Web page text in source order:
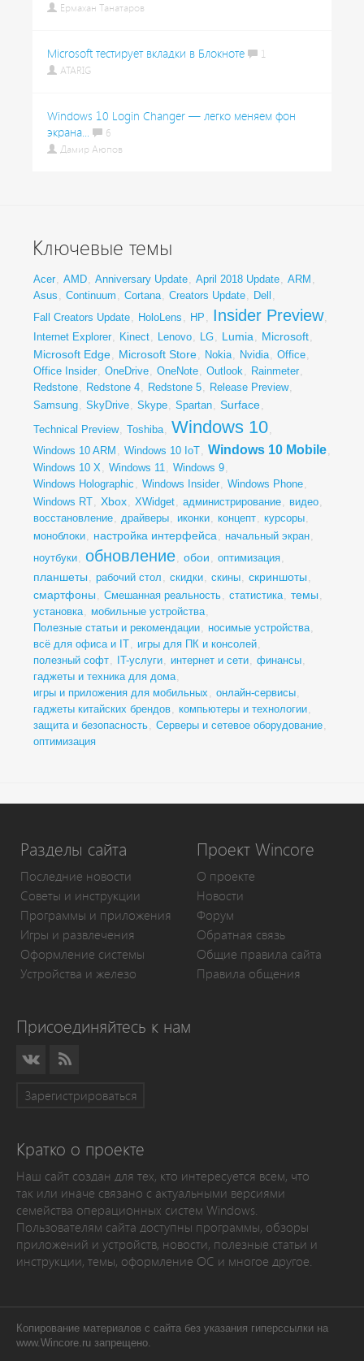
Ермахан Танатаров
Microsoft тестирует вкладки в Блокноте
1
ATARIG
Windows 10 Login Changer — легко меняем фон
экрана...
6
Дамир Аюпов
Ключевые темы
Acer, AMD, Anniversary Update, April 2018 Update, ARM ,
Asus , Continuum , Cortana, Creators Update, Dell ,
Fall Creators Update, HoloLens , HP , Insider Preview,
Internet Explorer, Kinect, Lenovo, LG, Lumia, Microsoft,
Microsoft Edge, Microsoft Store, Nokia, Nvidia, Office,
Office Insider, OneDrive, OneNote, Outlook, Rainmeter,
Redstone, Redstone 4, Redstone 5, Release Preview,
Samsung, SkyDrive, Skype, Spartan, Surface,
Technical Preview, Toshiba, Windows 10,
Windows 10 ARM , Windows 10 IoT, Windows 10 Mobile,
Windows 10 X, Windows 11, Windows 9,
Windows Holographic , Windows Insider, Windows Phone,
Windows RT, Xbox, XWidget, администрирование, видео,
восстановление, драйверы, иконки, концепт, курсоры,
моноблоки, настройка интерфейса, начальный экран,
ноутбуки, обновление, обои , оптимизация,
планшеты , рабочий стол , скидки, скины, скриншоты ,
смартфоны , Смешанная реальность, статистика, темы ,
установка, мобильные устройства,
Полезные статьи и рекомендации, носимые устройства,
всё для офиса и IT, игры для ПК и консолей,
полезный софт, IT-услуги, интернет и сети, финансы,
гаджеты и техника для дома,
игры и приложения для мобильных , онлайн-сервисы,
гаджеты китайских брендов, компьютеры и технологии,
защита и безопасность, Серверы и сетевое оборудование,
оптимизация
Разделы сайта
Последние новости
Советы и инструкции
Программы и приложения
Игры и развлечения
Оформление системы
Устройства и железо
Проект Wincore
О проекте
Новости
Форум
Обратная связь
Общие правила сайта
Правила общения
Присоединяйтесь к нам
Зарегистрироваться
Кратко о проекте
Наш сайт создан для тех, кто интересуется всем, что
так или иначе связано с актуальными версиями
семейства операционных систем Windows.
Пользователям сайта доступны программы, обзоры
приложений и устройств, новости, полезные статьи и
инструкции, темы, оформление ОС и многое другое.
Копирование материалов с сайта без указания гиперссылки на
www.Wincore.ru запрещено.